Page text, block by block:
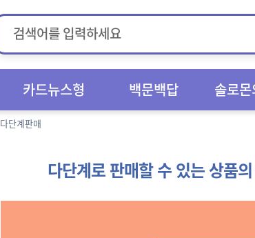
카드뉴스형 백문백답 솔로
다단계판매
다단계로 판매할 수 있는 상품